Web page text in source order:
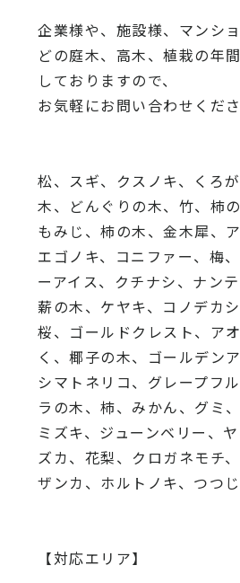
企業様や、施設様、マンシ
どの庭木、高木、植栽の年
しておりますので、
お気軽にお問い合わせくださ
松、スギ、クスノキ、くろ
木、どんぐりの木、 竹、柿
もみじ、柿の木、金木犀、ア
エゴノキ、コニファー、梅
ーアイス、 クチナシ、ナン
薪の木、ケヤキ、コノデカシ
桜、 ゴールドクレスト、ア
く、椰子の木、 ゴールデン
シマトネリコ、 グレープフ
ラの木、柿、みかん、グミ、
ミズキ、ジューンベリー、
ズカ、 花梨、クロガネモチ
ザンカ、ホルトノキ、 つつ
【対応エリア】